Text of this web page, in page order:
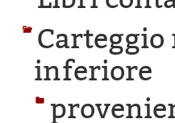
inferiore